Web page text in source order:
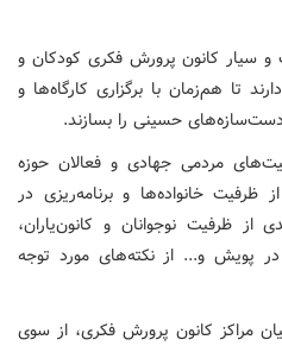
و سیار کانون پرورش فکری کودکان و
۲۵ تیر ۱۴۰۴ فرصت دارند تا هم‌زمان با برگزاری کارگاه‌ها و
دست‌سازه‌های حسینی را بسازند.
مردمی جهادی و فعالان حوزه
ظرفیت خانواده‌ها و برنامه‌ریزی در
از ظرفیت نوجوانان و کانون‌یاران،
پویش و... از نکته‌های مورد توجه
مراکز کانون پرورش فکری، از سوی